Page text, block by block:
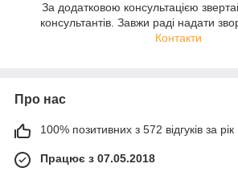
За додатковою консультацією
консультантів. Завжи раді надати
Контакти
Про нас
100% позитивних з 572 відгуків за рік
Працює з 07.05.2018